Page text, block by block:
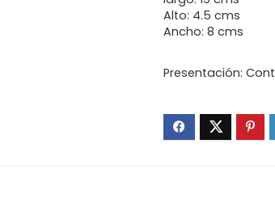
Alto: 4.5 cms
Ancho: 8 cms
Presentación: